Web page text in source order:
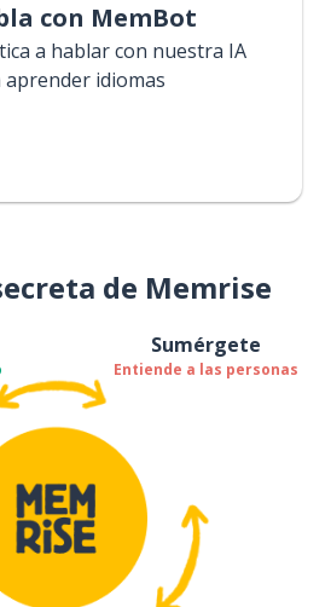
con MemBot
a hablar con nuestra IA
aprender idiomas
de Memrise
Sumérgete
Entiende a las personas